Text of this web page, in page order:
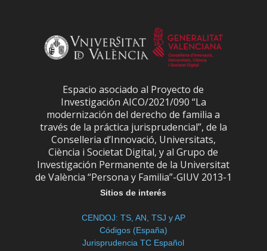
Espacio asociado al Proyecto de
Investigación AICO/2021/090 “La
modernización del derecho de familia a
través de la práctica jurisprudencial”, de la
Conselleria d’Innovació, Universitats,
Ciència i Societat Digital, y al Grupo de
Investigación Permanente de la Universitat
de València “Persona y Familia”-GIUV 2013-1
Sitios de interés
CENDOJ: TS, AN, TSJ y AP
Códigos (España)
Jurisprudencia TC Español